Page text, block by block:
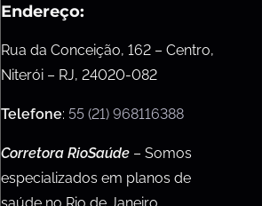
Endereço:
Rua da Conceição, 162 – Centro,
Niterói – RJ, 24020-082
Telefone: 55 (21) 968116388
Corretora RioSaúde – Somos
especializados em planos de
saúde no Rio de Janeiro,